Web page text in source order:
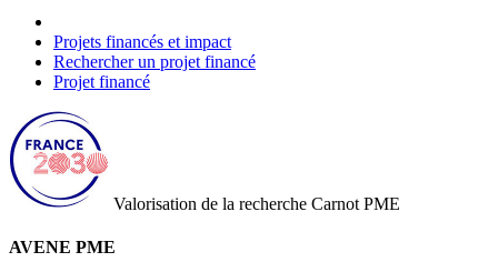
Projets financés et impact
Rechercher un projet financé
Projet financé
Valorisation de la recherche Carnot PME
AVENE PME